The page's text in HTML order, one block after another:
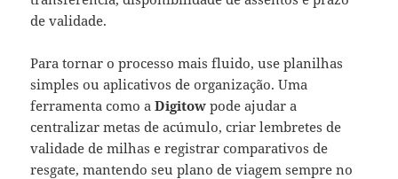
de validade.
Para tornar o processo mais fluido, use planilhas
simples ou aplicativos de organização. Uma
ferramenta como aDigitow pode ajudar a
centralizar metas de acúmulo, criar lembretes de
validade de milhas e registrar comparativos de
resgate, mantendo seu plano de viagem sempre no